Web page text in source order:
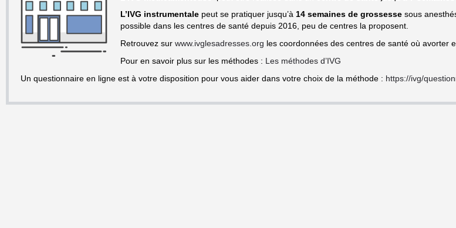
L’IVG instrumentale peut se pratiquer jusqu’à 14 semaines de grossesse sous
possible dans les centres de santé depuis 2016, peu de centres la proposent.
Retrouvez sur www.ivglesadresses.org les coordonnées des centres de santé où avorter
Pour en savoir plus sur les méthodes : Les méthodes d’IVG
Un questionnaire en ligne est à votre disposition pour vous aider dans votre choix de la méthode : https://ivg/